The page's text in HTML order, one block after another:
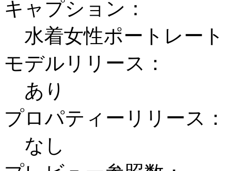
キャプション：
水着女性ポートレート
モデルリリース：
あり
プロパティーリリース：
なし